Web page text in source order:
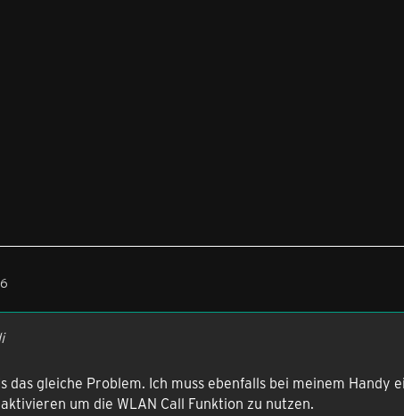
das gleiche Problem. Ich muss ebenfalls bei meinem Handy
um die WLAN Call Funktion zu nutzen.